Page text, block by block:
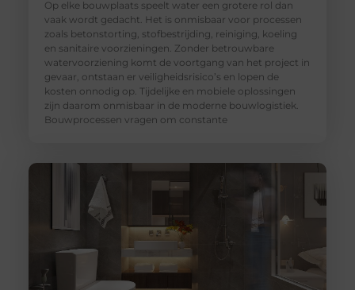
Op elke bouwplaats speelt water een grotere rol dan
vaak wordt gedacht. Het is onmisbaar voor processen
zoals betonstorting, stofbestrijding, reiniging, koeling
en sanitaire voorzieningen. Zonder betrouwbare
watervoorziening komt de voortgang van het project in
gevaar, ontstaan er veiligheidsrisico’s en lopen de
kosten onnodig op. Tijdelijke en mobiele oplossingen
zijn daarom onmisbaar in de moderne bouwlogistiek.
Bouwprocessen vragen om constante